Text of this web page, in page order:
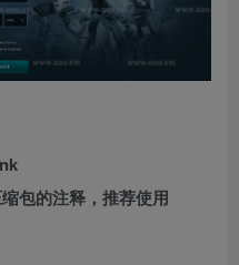
包的注释，推荐使用